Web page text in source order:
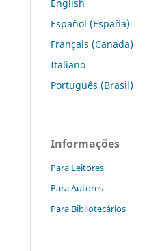
English
Español (España)
Français (Canada)
Italiano
Português (Brasil)
Informações
Para Leitores
Para Autores
Para Bibliotecários